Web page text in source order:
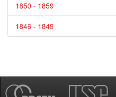
1850 - 1859
1846 - 1849